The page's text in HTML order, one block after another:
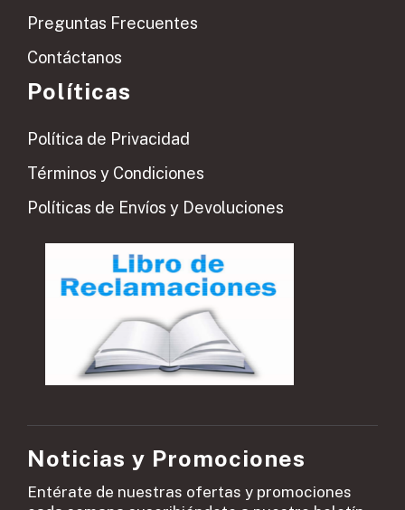
Preguntas Frecuentes
Contáctanos
Políticas
Política de Privacidad
Términos y Condiciones
Políticas de Envíos y Devoluciones
Noticias y Promociones
Entérate de nuestras ofertas y promociones